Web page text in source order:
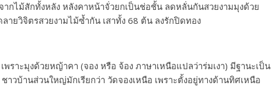
กไม้สักทั้งหลัง หลังคาหน้าจั่วยกเป็นช่อชั้น ลดหลั่นกันสวยงามมุงด้วย
ายวิจิตรสวยงามไม้ซ้ำกัน เสาทั้ง 68 ต้น ลงรักปิดทอง
ราะมุงด้วยหญ้าคา (จอง หรือ จ้อง ภาษาเหนือแปลว่าร่มเงา) มีฐานะเป็น
วบ้านส่วนใหญ่มักเรียกว่า วัดจองเหนือ เพราะตั้งอยู่ทางด้านทิศเหนือ